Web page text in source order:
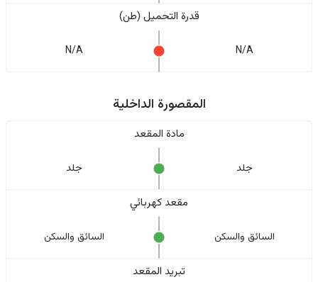
قدرة التحميل (طن)
N/A
N/A
المقصورة الداخلية
مادة المقعد
جلد جلد
مقعد كهربائي
السائق والسکن السائق والسکن
تبريد المقعد